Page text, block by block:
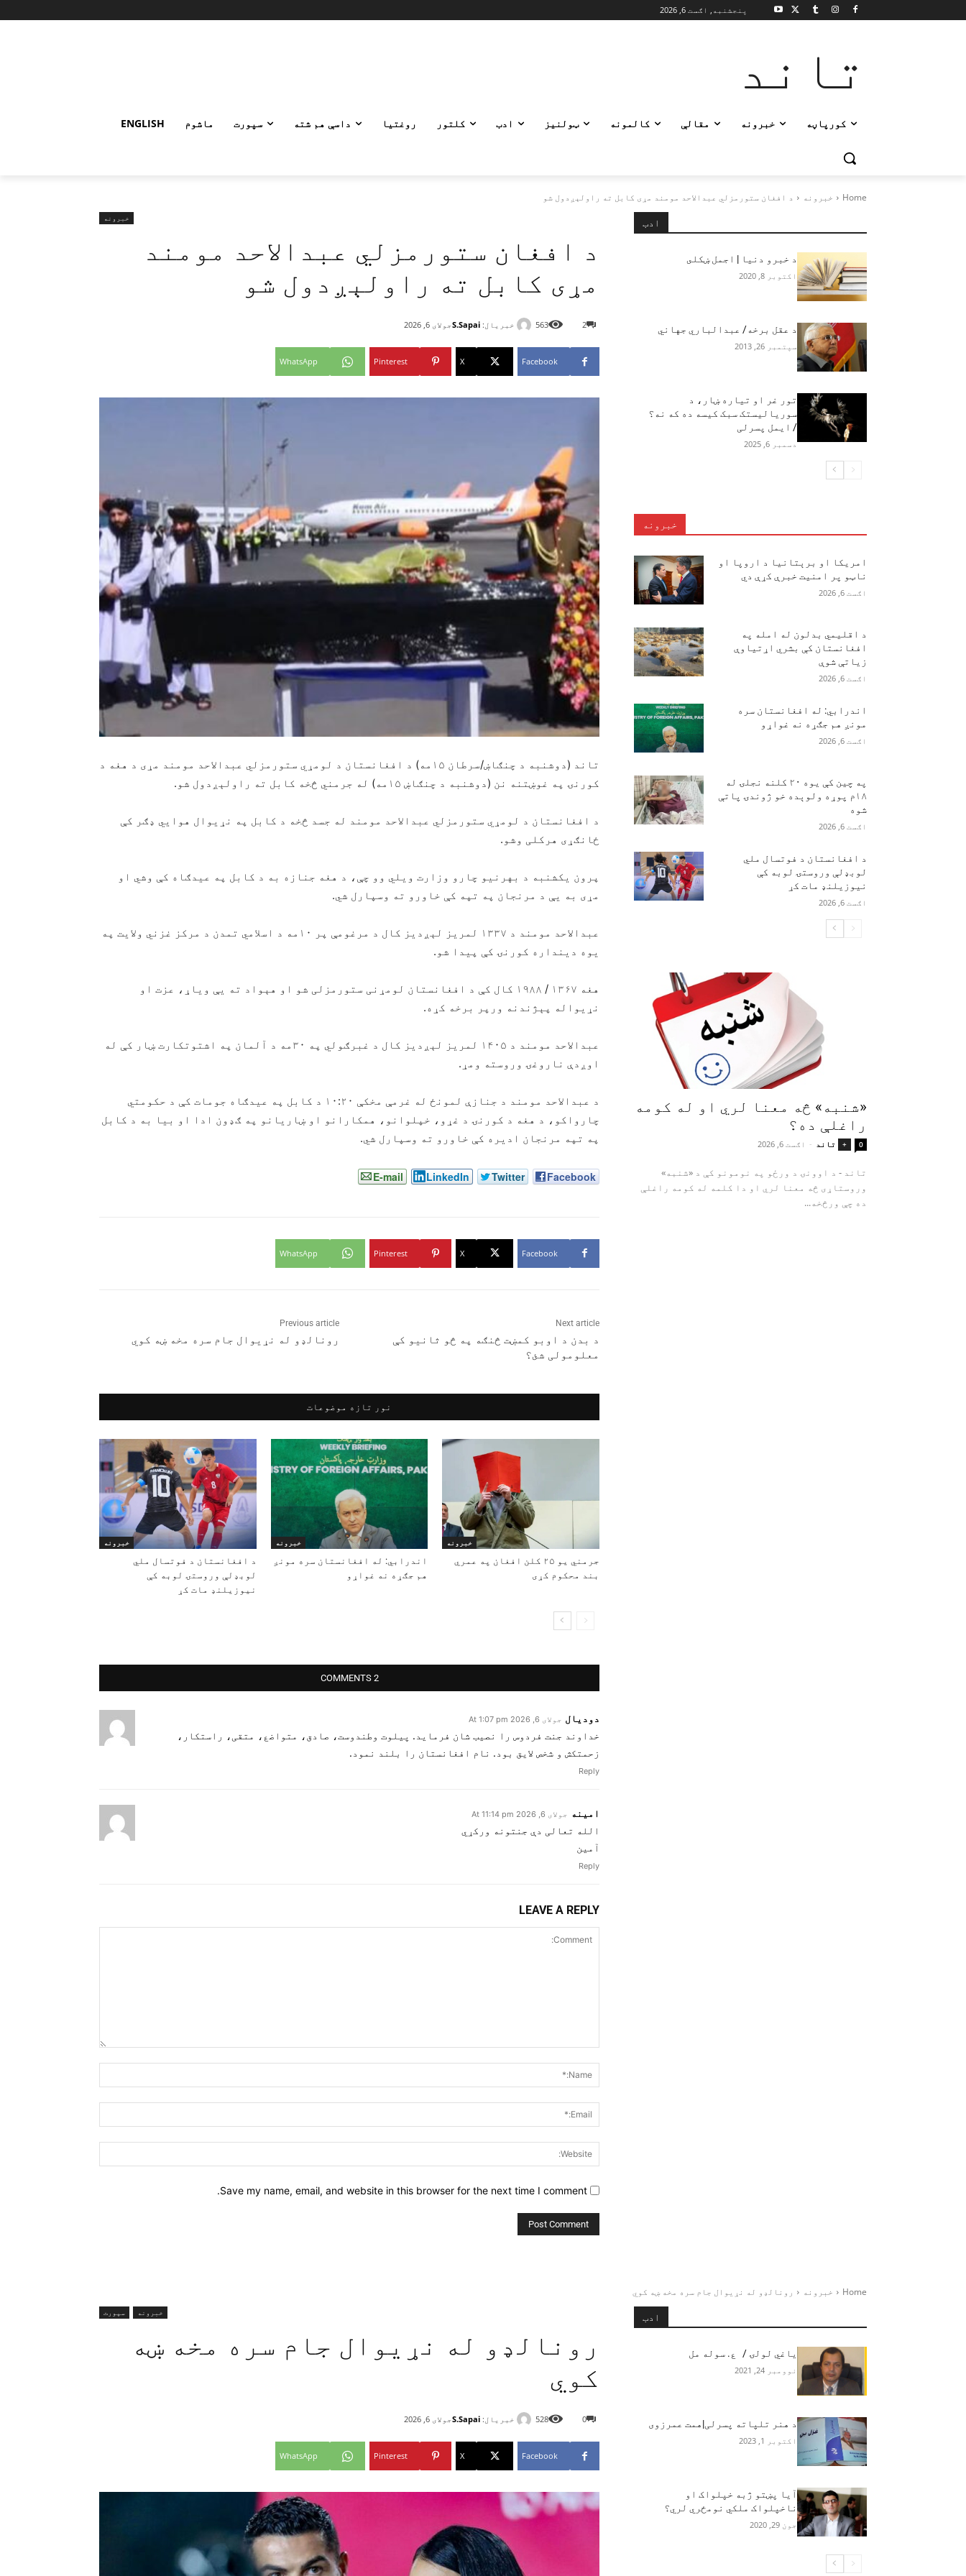
پنجشنبه, اګست 6, 2026
تاند
کورپاڼه خبرونه مقالې کالمونه ټولنیز ادب کلتور روغتیا داسې هم شته سپورت ماشوم ENGLISH
Home خبرونه د افغان ستورمزلي عبدالاحد مومند مړی کابل ته راولېږدول شو
خبرونه
د افغان ستورمزلي عبدالاحد مومند
مړی کابل ته راولېږدول شو
خبریال: S.Sapaiجولای 6, 2026 2
563
Facebook
X
Pinterest
WhatsApp
تاند (دوشنبه د چنګاښ/سرطان ۱۵مه) د افغانستان د لومړي ستور‌مزلي عبدالاحد مومند مړی د هغه د
کورنۍ په غوښتنه نن (دوشنبه د چنګاښ ۱۵مه) له جرمني څخه کابل ته راولېږدول شو.
د افغانستان د لومړي ستورمزلي عبدالاحد مومند له جسد څخه د کابل په نړیوال هوايي ډګر کې
ځانګړی هرکلی وشو.
پرون یکشنبه د بهرنیو چارو وزارت ویلي وو چې، د هغه جنازه به د کابل په عیدګاه کې وشي او
مړی به یې د مرنجان په تپه کې خاورو ته وسپارل شي.
عبدالاحد مومند د ۱۳۳۷ لمریز لېږدیز کال د مرغومې پر ۱۰مه د اسلامي تمدن د مرکز غزني ولایت په
یوه دینداره کورنۍ کې پیدا شو.
هغه ۱۳۶۷ / ۱۹۸۸ کال کې د افغانستان لومړنی ستورمزلی شو او هېواد ته یې ویاړ، عزت او
نړیواله پېژندنه ورپر برخه کړه.
عبدالاحد مومند د ۱۴۰۵ لمریز لېږدیز کال د غبرګولي په ۳۰مه د آلمان په اشتوتکارت ښار کې له
اوږدې ناروغۍ وروسته ومړ.
د عبدالاحد مومند د جنازې لمونځ له غرمې مخکې ۱۰:۲۰ د کابل په عیدګاه جومات کې د حکومتي
چارواکو، د هغه د کورنۍ د غړو، خپلوانو، همکارانو او ښاریانو په ګډون ادا او بیا به د کابل
په تپه مرنجان ادیره کې خاورو ته وسپارل شي.
Facebook
Twitter
LinkedIn
E-mail
Facebook
X
Pinterest
WhatsApp
Previous article
رونالډو له نړیوال جام سره مخه ښه کوي
Next article
د بدن د اوبو کمښت څنګه په څو ثانیو کې
معلومولی شئ؟
نور تازه موضوعات
خبرونه
جرمني یو ۲۵ کلن افغان په عمري
بند محکوم کړی
خبرونه
اندرابي: له افغانستان سره مونږ
هم جګړه نه غواړو
خبرونه
د افغانستان د فوتسال ملي
لوبډلې وروستۍ لوبه کې
نیوزیلنډ مات کړ
2 COMMENTS
دودیال جولای 6, 2026 At 1:07 pm
خداوند جنت فردوس را نصیب شان فرماید. پیلوت وطندوست، صادق، متواضع، متقی، راستکار،
زحمتکش و شخص لایق بود. نام افغانستان را بلند نمود.
Reply
امينه جولای 6, 2026 At 11:14 pm
الله تعالی دې جنتونه ورکړي
آمين
Reply
LEAVE A REPLY
Save my name, email, and website in this browser for the next time I comment.
ادب
د خبرو دنيا | اجمل ښکلى
اکتوبر 8, 2020
د عقل برخه/ عبدالباري جهاني
سپتمبر 26, 2013
تور غر او تیاره ښار، د
سوریالیستک سبک کیسه ده که نه؟
/ ایمل پسرلی
دسمبر 6, 2025
خبرونه
امریکا او برېتانیا د اروپا او
ناټو پر امنیت خبرې کړې دي
اګست 6, 2026
د اقلیمي بدلون له امله په
افغانستان کې بشري اړتیاوې
زیاتې شوې
اګست 6, 2026
اندرابي: له افغانستان سره
مونږ هم جګړه نه غواړو
اګست 6, 2026
په چین کې یوه ۲۰ کلنه نجلۍ له
۱۸م پوړه ولوېده خو ژوندۍ پاتې
شوه
اګست 6, 2026
د افغانستان د فوتسال ملي
لوبډلې وروستۍ لوبه کې
نیوزیلنډ مات کړ
اګست 6, 2026
«شنبه» څه معنا لري او له کومه
راغلې ده؟
+ تاند - اګست 6, 2026 0
تاند - د اوونۍ د ورځو په نومونو کې د «شنبه»
وروستاړی څه معنا لري او دا کلمه له کومه راغلې
ده چې ورڅخه...